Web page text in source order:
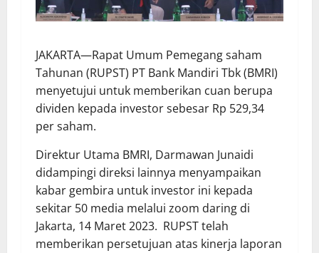
JAKARTA—Rapat Umum Pemegang saham
Tahunan (RUPST) PT Bank Mandiri Tbk (BMRI)
menyetujui untuk memberikan cuan berupa
dividen kepada investor sebesar Rp 529,34
per saham.
Direktur Utama BMRI, Darmawan Junaidi
didampingi direksi lainnya menyampaikan
kabar gembira untuk investor ini kepada
sekitar 50 media melalui zoom daring di
Jakarta, 14 Maret 2023. RUPST telah
memberikan persetujuan atas kinerja laporan